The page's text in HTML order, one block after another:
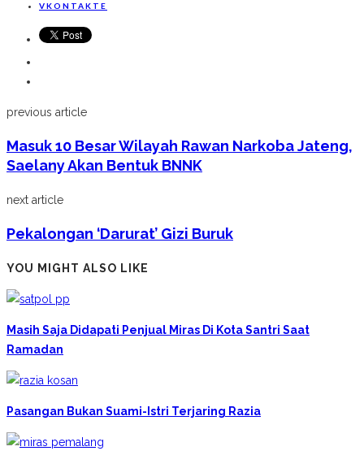
VKONTAKTE
previous article
Masuk 10 Besar Wilayah Rawan Narkoba Jateng,
Saelany Akan Bentuk BNNK
next article
Pekalongan ‘darurat’ Gizi Buruk
YOU MIGHT ALSO LIKE
Masih Saja Didapati Penjual Miras Di Kota Santri Saat
Ramadan
Pasangan Bukan Suami-Istri Terjaring Razia